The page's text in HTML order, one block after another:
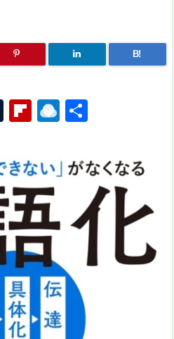
B!
T
m
bl
r
Fl
b
o
ar
d
R
n
dr
p.